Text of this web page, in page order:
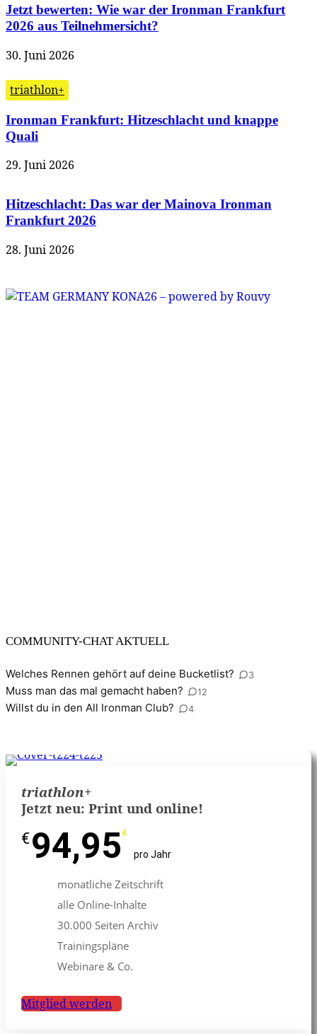
Jetzt bewerten: Wie war der Ironman Frankfurt
2026 aus Teilnehmersicht?
30. Juni 2026
triathlon+
Ironman Frankfurt: Hitzeschlacht und knappe
Quali
29. Juni 2026
Hitzeschlacht: Das war der Mainova Ironman
Frankfurt 2026
28. Juni 2026
COMMUNITY-CHAT AKTUELL
Welches Rennen gehört auf deine Bucketlist? 3
Muss man das mal gemacht haben? 12
Willst du in den All Ironman Club? 4
triathlon+
Jetzt neu: Print und online!
€94,95 €
pro Jahr
monatliche Zeitschrift
alle Online-Inhalte
30.000 Seiten Archiv
Trainingspläne
Webinare & Co.
Mitglied werden